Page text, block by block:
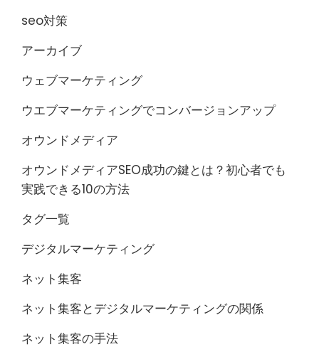
seo対策
アーカイブ
ウェブマーケティング
ウエブマーケティングでコンバージョンアップ
オウンドメディア
オウンドメディアSEO成功の鍵とは？初心者でも
実践できる10の方法
タグ一覧
デジタルマーケティング
ネット集客
ネット集客とデジタルマーケティングの関係
ネット集客の手法